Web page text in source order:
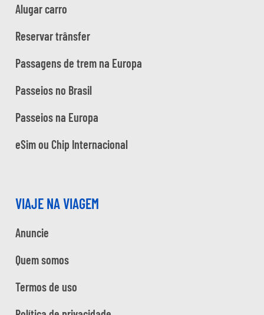
Alugar carro
Reservar trânsfer
Passagens de trem na Europa
Passeios no Brasil
Passeios na Europa
eSim ou Chip Internacional
VIAJE NA VIAGEM
Anuncie
Quem somos
Termos de uso